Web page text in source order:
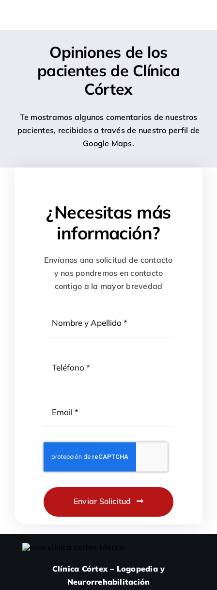
Opiniones de los
pacientes de Clínica
Córtex
Te mostramos algunos comentarios de nuestros
pacientes, recibidos a través de nuestro perfil de
Google Maps.
¿Necesitas más
información?
Envíanos una solicitud de contacto
y nos pondremos en contacto
contigo a la mayor brevedad
Enviar Solicitud
Clínica Córtex – Logopedia y
Neurorrehabilitación